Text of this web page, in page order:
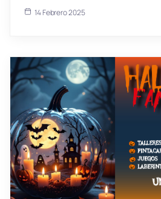
14 Febrero 2025